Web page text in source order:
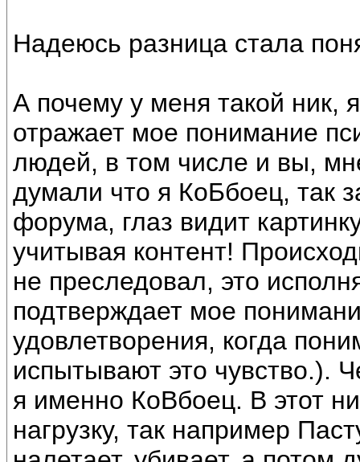
Надеюсь разница стала
А почему у меня такой ник,
отражает мое понимание
людей, в том числе и вы,
думали что я КоБбоец, так
форума, глаз видит
учитывая контент!
не преследовал, это
подтверждает мое
удовлетворения, когда
испытывают это чувство.).
я именно КоВбоец. В этот
нагрузку, так например